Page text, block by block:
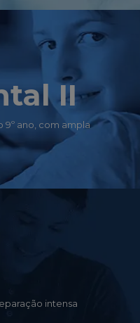
II
9º ano, com ampla
intensa